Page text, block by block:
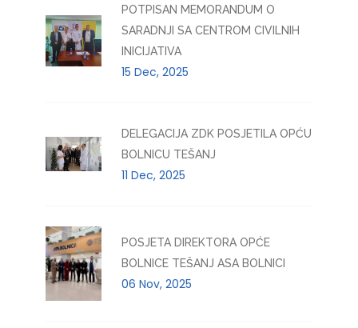
POTPISAN MEMORANDUM O
SARADNJI SA CENTROM CIVILNIH
INICIJATIVA
15 Dec, 2025
DELEGACIJA ZDK POSJETILA OPĆU
BOLNICU TEŠANJ
11 Dec, 2025
POSJETA DIREKTORA OPĆE
BOLNICE TEŠANJ ASA BOLNICI
06 Nov, 2025